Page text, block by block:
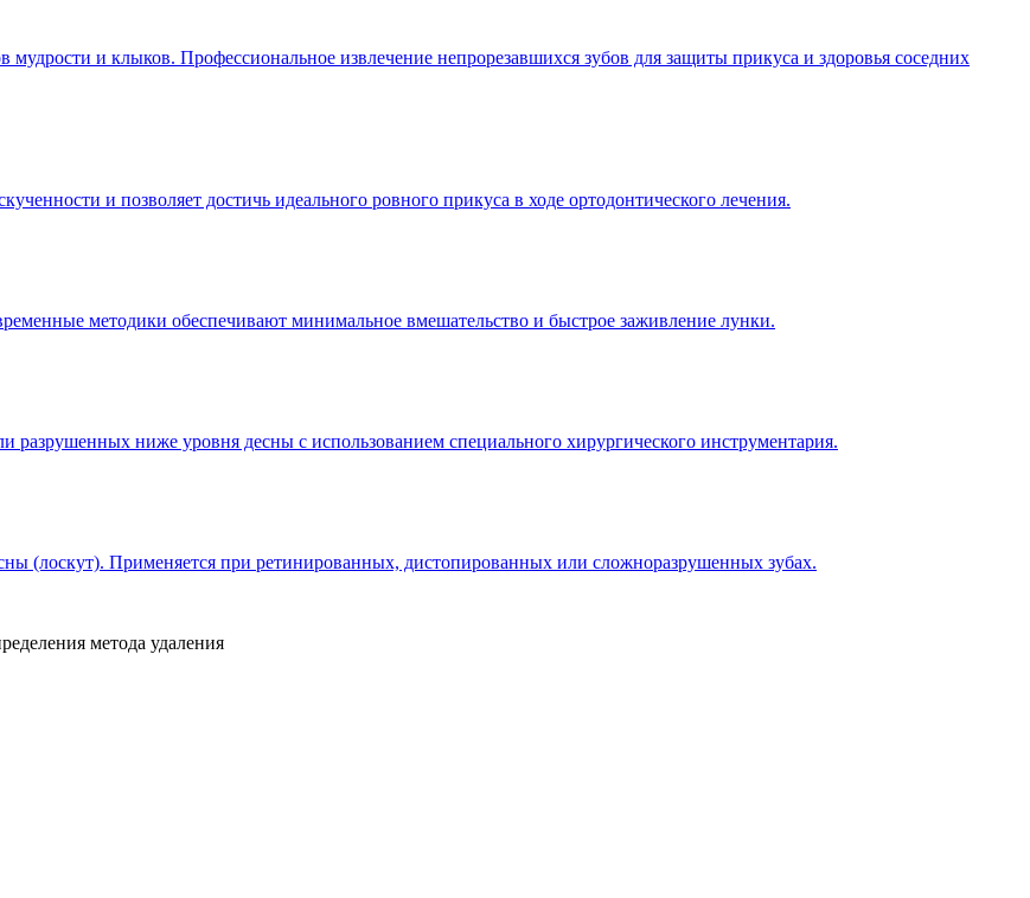
и клыков. Профессиональное извлечение непрорезавшихся зубов для защиты прикуса и здоровья соседних
и позволяет достичь идеального ровного прикуса в ходе ортодонтического лечения.
методики обеспечивают минимальное вмешательство и быстрое заживление лунки.
ниже уровня десны с использованием специального хирургического инструментария.
(лоскут). Применяется при ретинированных, дистопированных или сложноразрушенных зубах.
метода удаления